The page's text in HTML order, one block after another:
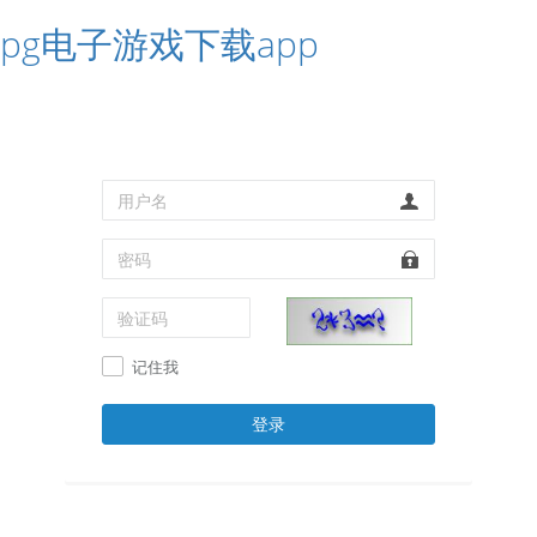
pg电子游戏下载app
记住我
登录